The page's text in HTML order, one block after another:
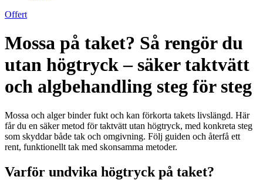
Offert
Mossa på taket? Så rengör du
utan högtryck – säker taktvätt
och algbehandling steg för steg
Mossa och alger binder fukt och kan förkorta takets livslängd. Här
får du en säker metod för taktvätt utan högtryck, med konkreta steg
som skyddar både tak och omgivning. Följ guiden och återfå ett
rent, funktionellt tak med skonsamma metoder.
Varför undvika högtryck på taket?